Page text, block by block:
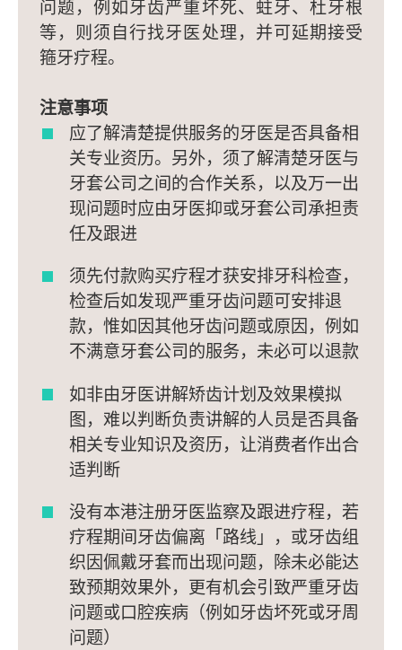
问题，例如牙齿严重坏死、蛀牙、杜牙根
等，则须自行找牙医处理，并可延期接受
箍牙疗程。
注意事项
应了解清楚提供服务的牙医是否具备相
关专业资历。另外，须了解清楚牙医与
牙套公司之间的合作关系，以及万一出
现问题时应由牙医抑或牙套公司承担责
任及跟进
须先付款购买疗程才获安排牙科检查，
检查后如发现严重牙齿问题可安排退
款，惟如因其他牙齿问题或原因，例如
不满意牙套公司的服务，未必可以退款
如非由牙医讲解矫齿计划及效果模拟
图，难以判断负责讲解的人员是否具备
相关专业知识及资历，让消费者作出合
适判断
没有本港注册牙医监察及跟进疗程，若
疗程期间牙齿偏离「路线」，或牙齿组
织因佩戴牙套而出现问题，除未必能达
致预期效果外，更有机会引致严重牙齿
问题或口腔疾病（例如牙齿坏死或牙周
问题）